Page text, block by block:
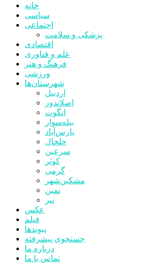
خانه
سیاسی
اجتماعی
پزشکی و سلامت
اقتصادی
علم و فناوری
فرهنگ و هنر
ورزشی
شهرستان‌ها
اردبیل
اصلاندوز
انگوت
بیله‌سوار
پارس‌آباد
خلخال
سرعین
کوثر
گرمی
مشکین‌شهر
نمین
نیر
عکس
فیلم
پیوندها
جستجوی پیشرفته
درباره ما
تماس با ما